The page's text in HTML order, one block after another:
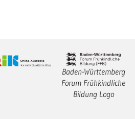
Baden-Württemberg
Forum Frühkindliche
Bildung Logo